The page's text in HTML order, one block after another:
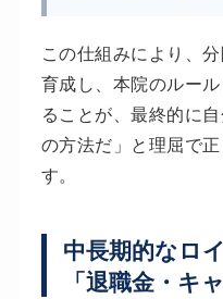
この仕組みにより、
育成し、本院のルー
ることが、最終的に
の方法だ」と理屈で
す。
中長期的なロ
「退職金・キ